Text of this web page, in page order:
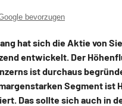
bevorzugen
hat sich die Aktie von
entwickelt. Der
ist durchaus
Segment ist
Das sollte sich auch in